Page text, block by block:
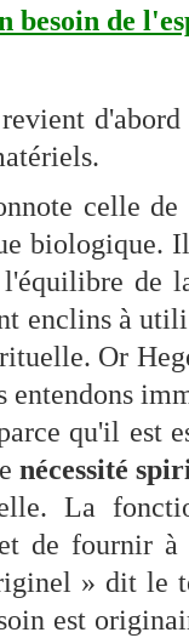
besoin de
celle de
biologique.
de
enclins à
Or
entendons
qu'il est
nécessité
La
de fournir
» dit le
est